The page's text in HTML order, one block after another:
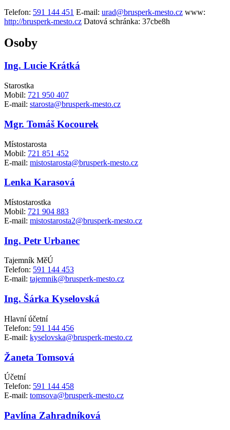
Telefon: 591 144 451 E-mail: urad@brusperk-mesto.cz www:
http://brusperk-mesto.cz Datová schránka: 37cbe8h
Osoby
Ing. Lucie Krátká
Starostka
Mobil: 721 950 407
E-mail: starosta@brusperk-mesto.cz
Mgr. Tomáš Kocourek
Místostarosta
Mobil: 721 851 452
E-mail: mistostarosta@brusperk-mesto.cz
Lenka Karasová
Místostarostka
Mobil: 721 904 883
E-mail: mistostarosta2@brusperk-mesto.cz
Ing. Petr Urbanec
Tajemník MěÚ
Telefon: 591 144 453
E-mail: tajemnik@brusperk-mesto.cz
Ing. Šárka Kyselovská
Hlavní účetní
Telefon: 591 144 456
E-mail: kyselovska@brusperk-mesto.cz
Žaneta Tomsová
Účetní
Telefon: 591 144 458
E-mail: tomsova@brusperk-mesto.cz
Pavlína Zahradníková